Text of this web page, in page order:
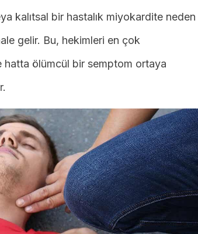
kalıtsal bir hastalık miyokardite neden
gelir. Bu, hekimleri en çok
hatta ölümcül bir semptom ortaya